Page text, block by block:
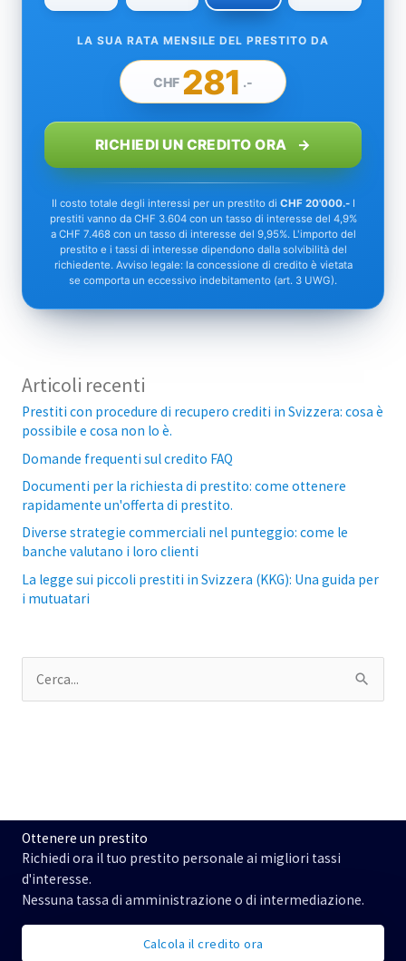
LA SUA RATA MENSILE DEL PRESTITO DA
CHF 281 .-
RICHIEDI UN CREDITO ORA
Il costo totale degli interessi per un prestito di CHF 20'000.-I
prestiti vanno da CHF 3.604 con un tasso di interesse del 4,9%
a CHF 7.468 con un tasso di interesse del 9,95%. L'importo del
prestito e i tassi di interesse dipendono dalla solvibilità del
richiedente. Avviso legale: la concessione di credito è vietata
se comporta un eccessivo indebitamento (art. 3 UWG).
Articoli recenti
Prestiti con procedure di recupero crediti in Svizzera: cosa è
possibile e cosa non lo è.
Domande frequenti sul credito FAQ
Documenti per la richiesta di prestito: come ottenere
rapidamente un'offerta di prestito.
Diverse strategie commerciali nel punteggio: come le
banche valutano i loro clienti
La legge sui piccoli prestiti in Svizzera (KKG): Una guida per
i mutuatari
e
:Ottenere un prestito
Richiedi ora il tuo prestito personale ai migliori tassi
d'interesse.
Nessuna tassa di amministrazione o di intermediazione.
Calcola il credito ora